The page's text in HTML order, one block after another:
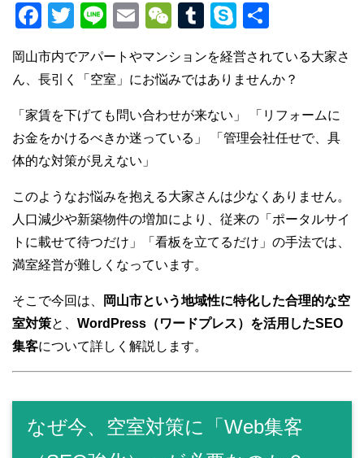
F
a
c
e
b
o
o
k
T
tt
er
Li
e
E
ail
W
C
h
at
T
m
bl
r
S
p
e
岡山市内でアパートやマンションを経営されている大家さ
ん、長引く「空室」にお悩みではありませんか？
「家賃を下げても問い合わせが来ない」 「リフォームに
お金をかけるべきか迷っている」 「管理会社任せで、具
体的な対策が見えない」
このようなお悩みを抱える大家さんは少なくありません。
人口減少や新築物件の増加により、従来の「ポータルサイ
トに載せて待つだけ」「看板を立てるだけ」の手法では、
満室経営が難しくなっています。
そこで今回は、
岡山市という地域性に特化した合理的な空
室対策と、 WordPress（ワードプレス）を活用したSEO
集客について詳しく解説します。
なぜ今、空室対策に「Web集客